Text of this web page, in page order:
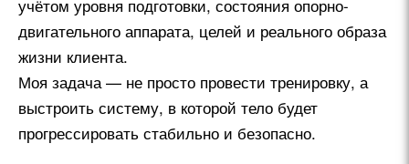
учётом уровня подготовки, состояния опорно-
двигательного аппарата, целей и реального образа
жизни клиента.
Моя задача — не просто провести тренировку, а
выстроить систему, в которой тело будет
прогрессировать стабильно и безопасно.